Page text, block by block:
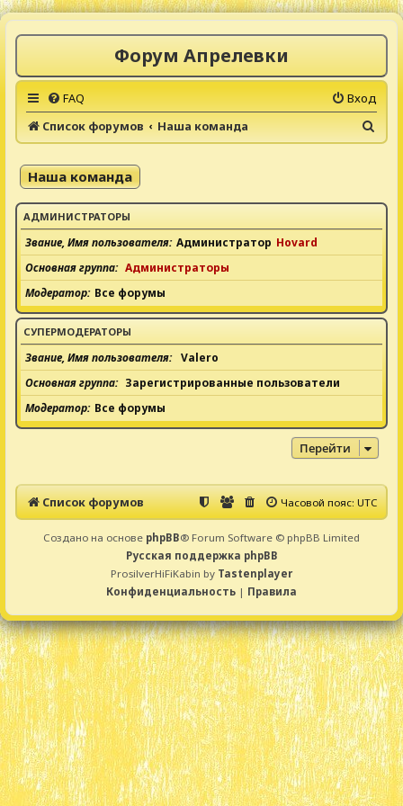
Форум Апрелевки
FAQ
Вход
Список форумов
Наша команда
о
Наша команда
АДМИНИСТРАТОРЫ
Звание, Имя пользователя Администратор Hovard
Основная группа
Администраторы
Модератор Все форумы
СУПЕРМОДЕРАТОРЫ
Звание, Имя пользователя
Valero
Основная группа
Зарегистрированные пользователи
Модератор Все форумы
Перейти
Список форумов Часовой пояс:UTC
Создано на основе phpBB® Forum Software © phpBB Limited
Русская поддержка phpBB
ProsilverHiFiKabin by Tastenplayer
Конфиденциальность | Правила